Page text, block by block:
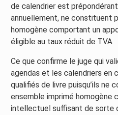
de calendrier est
annuellement, ne constituent
homogène comportant un
éligible au taux réduit de TVA.
Ce que confirme le juge qui
agendas et les calendriers en
qualifiés de livre puisqu’ils ne
ensemble imprimé homogène
intellectuel suffisant de sorte